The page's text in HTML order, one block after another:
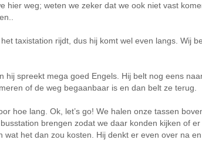
weg; weten we zeker dat we ook niet vast
taxistation rijdt, dus hij komt wel even langs. Wij
spreekt mega goed Engels. Hij belt nog eens
of de weg begaanbaar is en dan belt ze terug.
hoe lang. Ok, let’s go! We halen onze tassen
brengen zodat we daar konden kijken of
het dan zou kosten. Hij denkt er even over na